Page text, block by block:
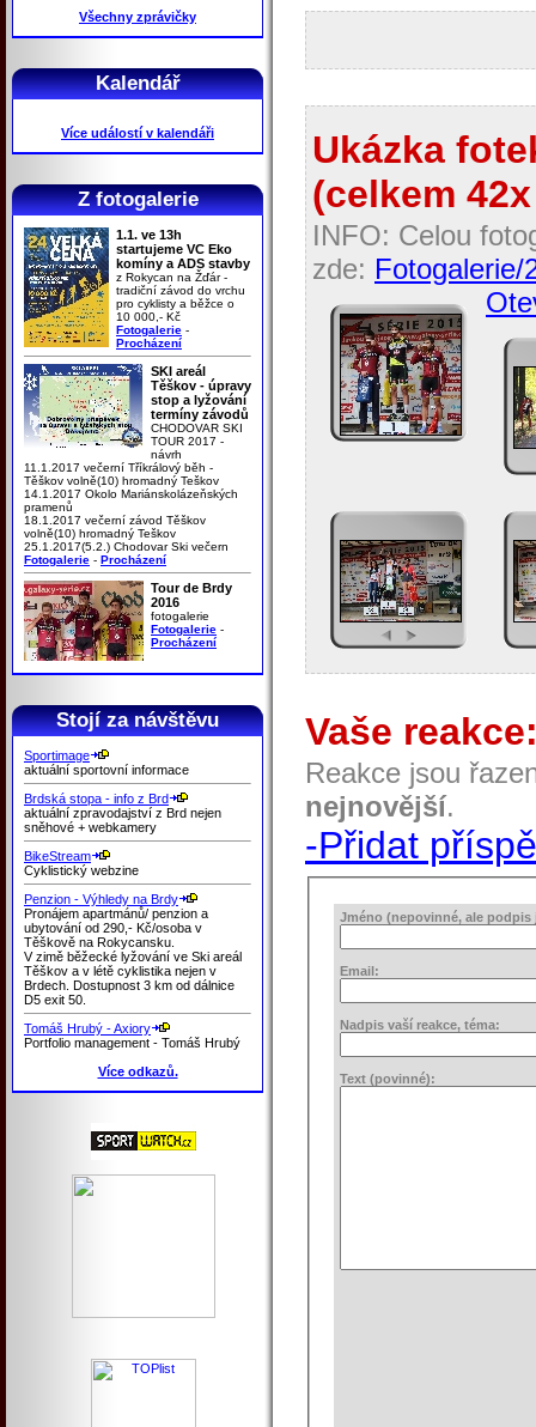
Všechny zprávičky
Kalendář
Více událostí v kalendáři
Z fotogalerie
1.1. ve 13h
startujeme VC Eko
komíny a ADS stavby
z Rokycan na Žďár -
tradiční závod do vrchu
pro cyklisty a běžce o
10 000,- Kč
Fotogalerie -
Procházení
SKI areál
Těškov - úpravy
stop a lyžování
termíny závodů
CHODOVAR SKI
TOUR 2017 -
návrh
11.1.2017 večerní Tříkrálový běh -
Těškov volně(10) hromadný Teškov
14.1.2017 Okolo Mariánskolázeňských
pramenů
18.1.2017 večerní závod Těškov
volně(10) hromadný Teškov
25.1.2017(5.2.) Chodovar Ski večern
Fotogalerie - Procházení
Tour de Brdy
2016
fotogalerie
Fotogalerie -
Procházení
Stojí za návštěvu
Sportimage
aktuální sportovní informace
Brdská stopa - info z Brd
aktuální zpravodajství z Brd nejen
sněhové + webkamery
BikeStream
Cyklistický webzine
Penzion - Výhledy na Brdy
Pronájem apartmánů/ penzion a
ubytování od 290,- Kč/osoba v
Těškově na Rokycansku.
V zimě běžecké lyžování ve Ski areál
Těškov a v létě cyklistika nejen v
Brdech. Dostupnost 3 km od dálnice
D5 exit 50.
Tomáš Hrubý - Axiory
Portfolio management - Tomáš Hrubý
Více odkazů.
Ukázka
(celkem
INFO: Celou
zde: Fotogalerie/
Vaše
Reakce jsou
nejnovější.
-Přidat
Jméno (nepovinné, ale podpis
Email:
Nadpis vaší reakce, téma:
Text (povinné):